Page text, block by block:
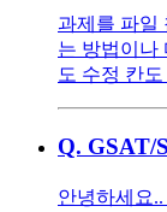
과제를 파일
는 방법이나
도 수정 칸
Q. GSAT/
안녕하세요